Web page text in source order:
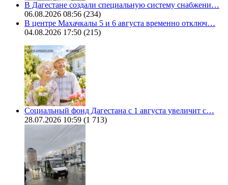
В Дагестане создали специальную систему снабжени…
06.08.2026 08:56 (234)
В центре Махачкалы 5 и 6 августа временно отключ…
04.08.2026 17:50 (215)
Социальный фонд Дагестана с 1 августа увеличит с…
28.07.2026 10:59 (1 713)